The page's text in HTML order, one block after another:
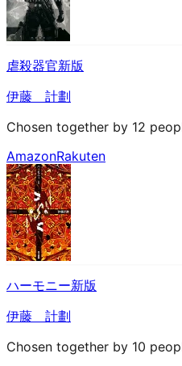
虐殺器官新版
伊藤 計劃
Chosen together by 12
AmazonRakuten
ハーモニー新版
伊藤 計劃
Chosen together by 10